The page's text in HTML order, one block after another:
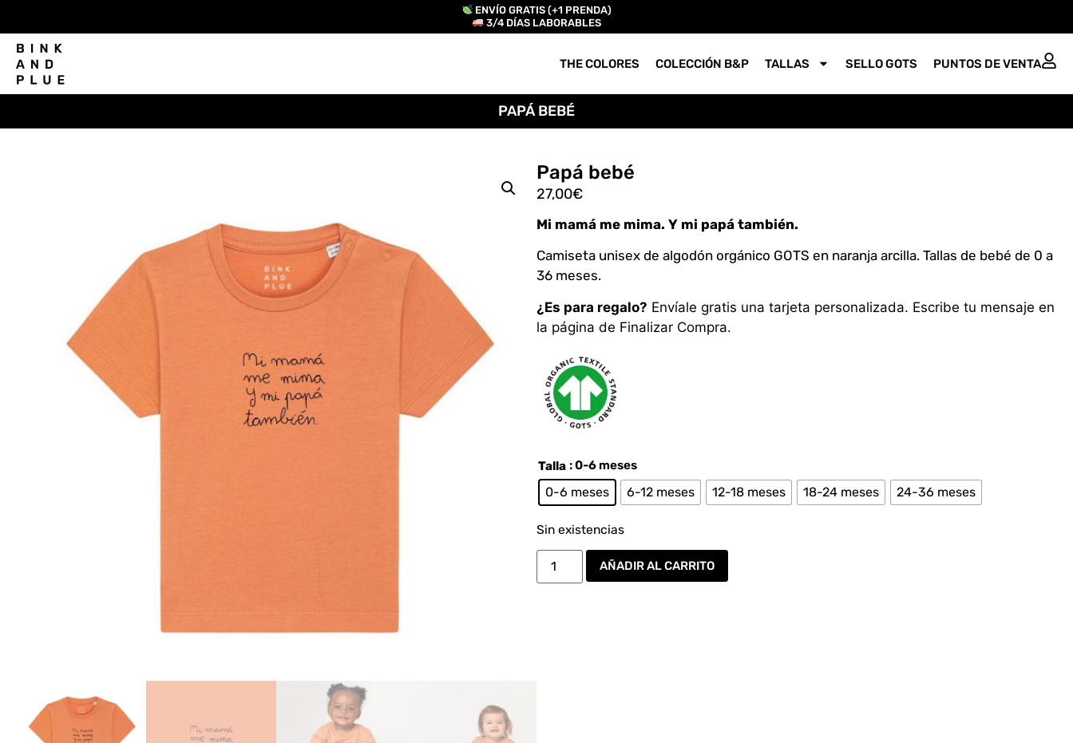
ENVÍO GRATIS (+1 PRENDA)
3/4 DÍAS LABORABLES
THE COLORES COLECCIÓN B&P TALLAS SELLO GOTS PUNTOS DE VENTA
PAPÁ BEBÉ
Papá bebé
27,00€
Mi mamá me mima. Y mi papá también.
Camiseta unisex de algodón orgánico GOTS en naranja arcilla. Tallas de bebé de 0 a
36 meses.
¿Es para regalo? Envíale gratis una tarjeta personalizada. Escribe tu mensaje en
la página de Finalizar Compra.
Talla : 0-6 meses
0-6 meses 6-12 meses 12-18 meses 18-24 meses 24-36 meses
Sin existencias
AÑADIR AL CARRITO